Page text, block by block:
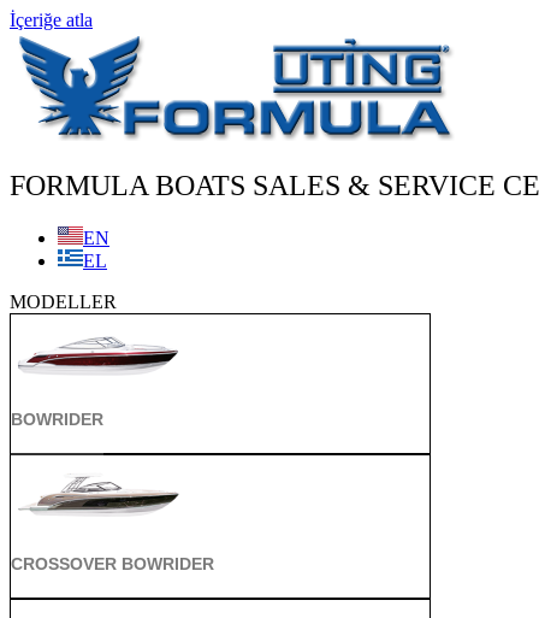
İçeriğe atla
FORMULA BOATS SALES & SERVICE
EN
EL
MODELLER
BOWRIDER
CROSSOVER BOWRIDER